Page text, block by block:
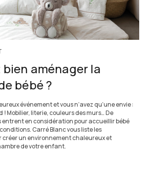
aménager la
bébé ?
événement et vous n’avez qu’une envie :
! Mobilier, literie, couleurs des murs… De
entrent en considération pour accueillir bébé
Carré Blanc vous liste les
créer un environnement chaleureux et
de votre enfant.